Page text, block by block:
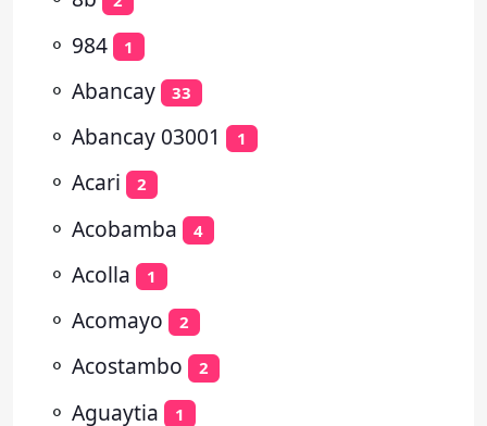
⚬ 984 1
⚬ Abancay 33
⚬ Abancay 03001 1
⚬ Acari 2
⚬ Acobamba 4
⚬ Acolla 1
⚬ Acomayo 2
⚬ Acostambo 2
⚬ Aguaytia 1